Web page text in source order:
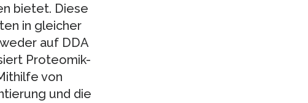
bietet. Diese
in gleicher
auf DDA
Proteomik-
von
und die